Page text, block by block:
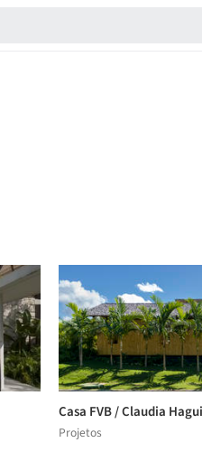
Casa FVB / Claudia
Projetos